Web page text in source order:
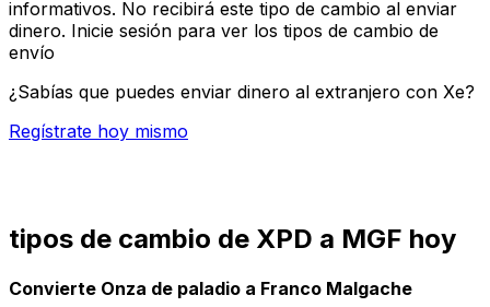
informativos. No recibirá este tipo de cambio al enviar
dinero. Inicie sesión para ver los tipos de cambio de
envío
¿Sabías que puedes enviar dinero al extranjero con Xe?
Regístrate hoy mismo
tipos de cambio de XPD a MGF hoy
Convierte Onza de paladio a Franco Malgache